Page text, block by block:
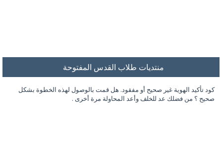
منتديات طلاب القدس المفتوحة
كود تأكيد الهوية غير صحيح أو مفقود. هل قمت بالوصول لهذه الخطوة بشكل
صحيح ؟ من فضلك عد للخلف وأعد المحاولة مرة أخرى .